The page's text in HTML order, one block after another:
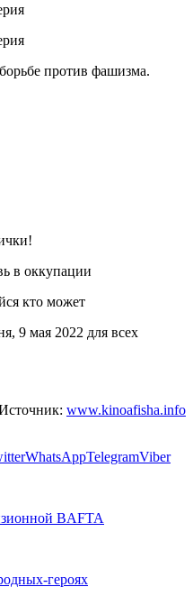
против фашизма.
в оккупации
кто может
www.kinoafisha.info
WhatsAppTelegramViber
BAFTA
героях